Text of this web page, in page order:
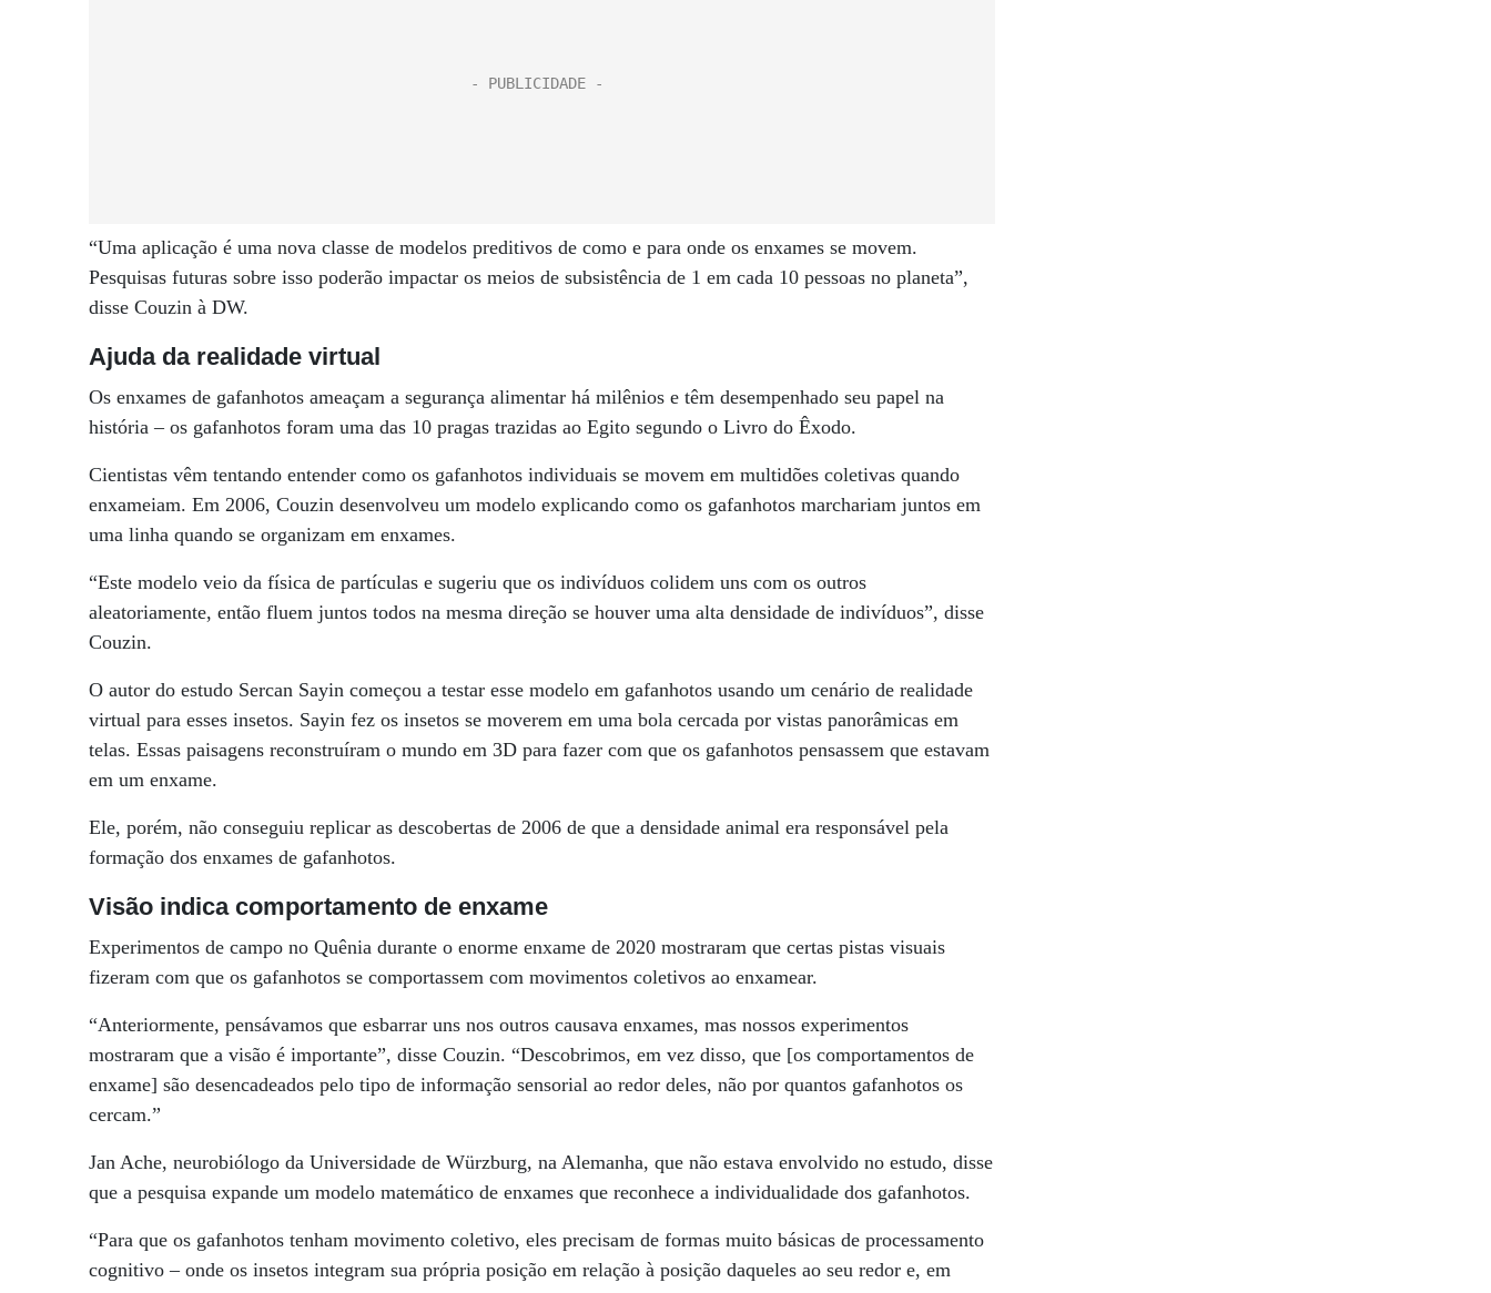
“Uma aplicação é uma nova classe de modelos preditivos de como e para onde os enxames se movem.
Pesquisas futuras sobre isso poderão impactar os meios de subsistência de 1 em cada 10 pessoas no planeta”,
disse Couzin à DW.
Ajuda da realidade virtual
Os enxames de gafanhotos ameaçam a segurança alimentar há milênios e têm desempenhado seu papel na
história – os gafanhotos foram uma das 10 pragas trazidas ao Egito segundo o Livro do Êxodo.
Cientistas vêm tentando entender como os gafanhotos individuais se movem em multidões coletivas quando
enxameiam. Em 2006, Couzin desenvolveu um modelo explicando como os gafanhotos marchariam juntos em
uma linha quando se organizam em enxames.
“Este modelo veio da física de partículas e sugeriu que os indivíduos colidem uns com os outros
aleatoriamente, então fluem juntos todos na mesma direção se houver uma alta densidade de indivíduos”, disse
Couzin.
O autor do estudo Sercan Sayin começou a testar esse modelo em gafanhotos usando um cenário de realidade
virtual para esses insetos. Sayin fez os insetos se moverem em uma bola cercada por vistas panorâmicas em
telas. Essas paisagens reconstruíram o mundo em 3D para fazer com que os gafanhotos pensassem que estavam
em um enxame.
Ele, porém, não conseguiu replicar as descobertas de 2006 de que a densidade animal era responsável pela
formação dos enxames de gafanhotos.
Visão indica comportamento de enxame
Experimentos de campo no Quênia durante o enorme enxame de 2020 mostraram que certas pistas visuais
fizeram com que os gafanhotos se comportassem com movimentos coletivos ao enxamear.
“Anteriormente, pensávamos que esbarrar uns nos outros causava enxames, mas nossos experimentos
mostraram que a visão é importante”, disse Couzin. “Descobrimos, em vez disso, que [os comportamentos de
enxame] são desencadeados pelo tipo de informação sensorial ao redor deles, não por quantos gafanhotos os
cercam.”
Jan Ache, neurobiólogo da Universidade de Würzburg, na Alemanha, que não estava envolvido no estudo, disse
que a pesquisa expande um modelo matemático de enxames que reconhece a individualidade dos gafanhotos.
“Para que os gafanhotos tenham movimento coletivo, eles precisam de formas muito básicas de processamento
cognitivo – onde os insetos integram sua própria posição em relação à posição daqueles ao seu redor e, em